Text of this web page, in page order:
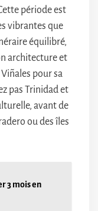
période est
vibrantes que
équilibré,
architecture et
pour sa
pas Trinidad et
avant de
ou des îles
3 mois en